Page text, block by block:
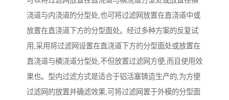
浇道与内浇道的分型处,也可将过滤网放置在直浇道中或
放置在直浇道下方的分型面处。经过多种方案的反复试
用,采用将过滤网设置在直浇道下方的分型面处或放置在
直浇道与横浇道分型处,不但放置过滤网方便,而且使用效
果也。型内过滤方式是适合于铝活塞铸造生产的,为方便
过滤网的放置并确滤效果,可将过滤网置于外模的分型面